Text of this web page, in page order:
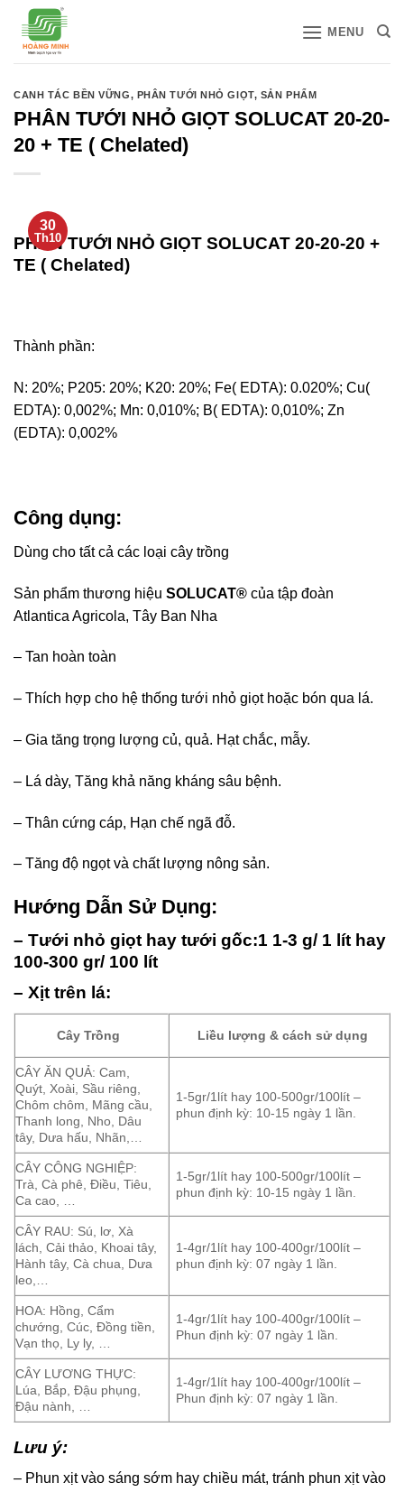
qua
MENU
CANH TÁC BỀN VỮNG, PHÂN TƯỚI NHỎ GIỌT, SẢN PHẨM
PHÂN TƯỚI NHỎ GIỌT SOLUCAT 20-20-
20 + TE ( Chelated)
30
Th10
PHÂN TƯỚI NHỎ GIỌT SOLUCAT 20-20-20 +
TE ( Chelated)
Thành phần:
N: 20%; P205: 20%; K20: 20%; Fe( EDTA): 0.020%; Cu(
EDTA): 0,002%; Mn: 0,010%; B( EDTA): 0,010%; Zn
(EDTA): 0,002%
Công dụng:
Dùng cho tất cả các loại cây trồng
Sản phẩm thương hiệu SOLUCAT® của tập đoàn
Atlantica Agricola, Tây Ban Nha
– Tan hoàn toàn
– Thích hợp cho hệ thống tưới nhỏ giọt hoặc bón qua lá.
– Gia tăng trọng lượng củ, quả. Hạt chắc, mẫy.
– Lá dày, Tăng khả năng kháng sâu bệnh.
– Thân cứng cáp, Hạn chế ngã đỗ.
– Tăng độ ngọt và chất lượng nông sản.
Hướng Dẫn Sử Dụng:
– Tưới nhỏ giọt hay tưới gốc:1 1-3 g/ 1 lít hay
100-300 gr/ 100 lít
– Xịt trên lá:
Cây Trồng Liều lượng & cách sử dụng
CÂY ĂN QUẢ: Cam,
Quýt, Xoài, Sầu riêng,
Chôm chôm, Mãng cầu,
Thanh long, Nho, Dâu
tây, Dưa hấu, Nhãn,…
1-5gr/1lít hay 100-500gr/100lít –
phun định kỳ: 10-15 ngày 1 lần.
CÂY CÔNG NGHIỆP:
Trà, Cà phê, Điều, Tiêu,
Ca cao, …
1-5gr/1lít hay 100-500gr/100lít –
phun định kỳ: 10-15 ngày 1 lần.
CÂY RAU: Sú, lơ, Xà
lách, Cải thảo, Khoai tây,
Hành tây, Cà chua, Dưa
leo,…
1-4gr/1lít hay 100-400gr/100lít –
phun định kỳ: 07 ngày 1 lần.
HOA: Hồng, Cẩm
chướng, Cúc, Đồng tiền,
Vạn thọ, Ly ly, …
1-4gr/1lít hay 100-400gr/100lít –
Phun định kỳ: 07 ngày 1 lần.
CÂY LƯƠNG THỰC:
Lúa, Bắp, Đậu phụng,
Đậu nành, …
1-4gr/1lít hay 100-400gr/100lít –
Phun định kỳ: 07 ngày 1 lần.
Lưu ý:
– Phun xịt vào sáng sớm hay chiều mát, tránh phun xịt vào